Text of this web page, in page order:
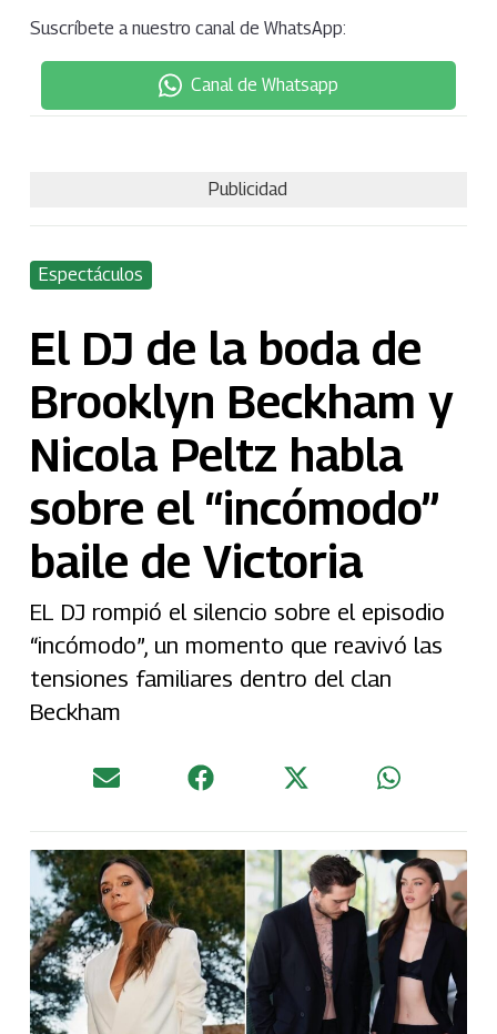
Suscríbete a nuestro canal de WhatsApp:
Canal de Whatsapp
Publicidad
Espectáculos
El DJ de la boda de
Brooklyn Beckham y
Nicola Peltz habla
sobre el “incómodo”
baile de Victoria
EL DJ rompió el silencio sobre el episodio
“incómodo”, un momento que reavivó las
tensiones familiares dentro del clan
Beckham